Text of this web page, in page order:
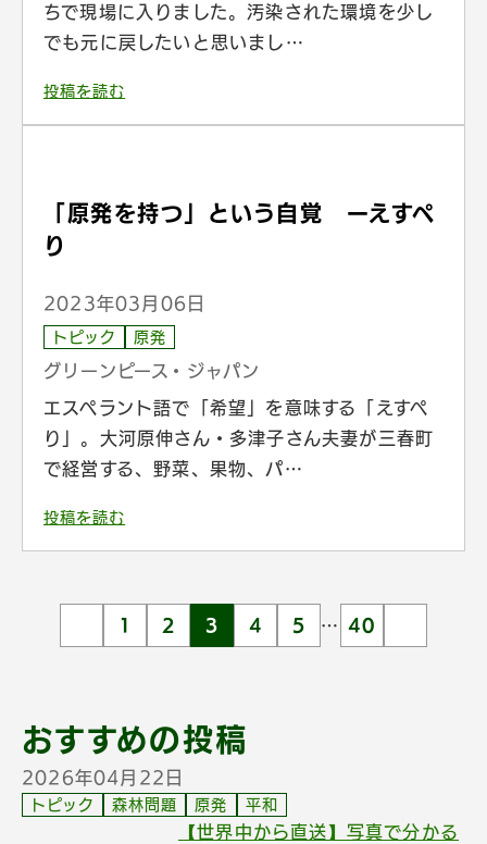
ちで現場に入りました。汚染された環境を少し
でも元に戻したいと思いまし…
投稿を読む
「原発を持つ」という自覚 ーえすぺ
り
2023年03月06日
トピック 原発
グリーンピース・ジャパン
エスペラント語で「希望」を意味する「えすぺ
り」。大河原伸さん・多津子さん夫妻が三春町
で経営する、野菜、果物、パ…
投稿を読む
1 2 3 4 5 … 40
おすすめの投稿
2026年04月22日
トピック 森林問題 原発 平和
【世界中から直送】写真で分かる